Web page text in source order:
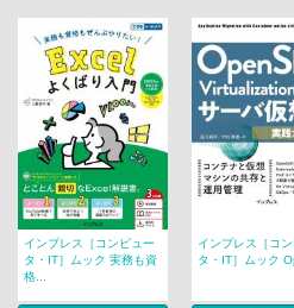
インプレス［コンピュー
タ・IT］ムック 実務も資
格...
インプレス［コ
タ・IT］ムック